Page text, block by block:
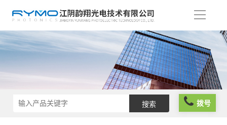
导
拨号